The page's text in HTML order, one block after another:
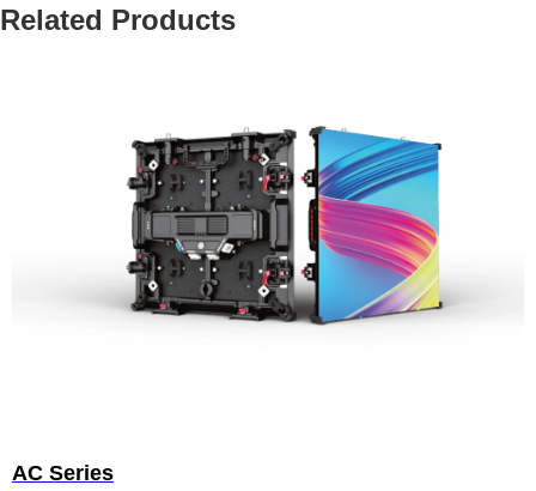
Related Products
AC Series